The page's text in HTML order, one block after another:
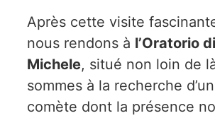
Après cette visite
nous rendons à l’Oratorio
Michele, situé non loin de
sommes à la recherche
comète dont la présence